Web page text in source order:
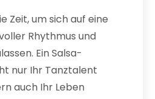
Zeit, um sich auf eine
Rhythmus und
Ein Salsa-
nur Ihr Tanztalent
auch Ihr Leben